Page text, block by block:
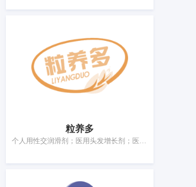
粒养多
个人用性交润滑剂；医用头发增长剂；医用干细胞；医用艾草；人用药；医用阴道清洗液；营养补充剂；婴儿食品；医用营养品；卫生护垫